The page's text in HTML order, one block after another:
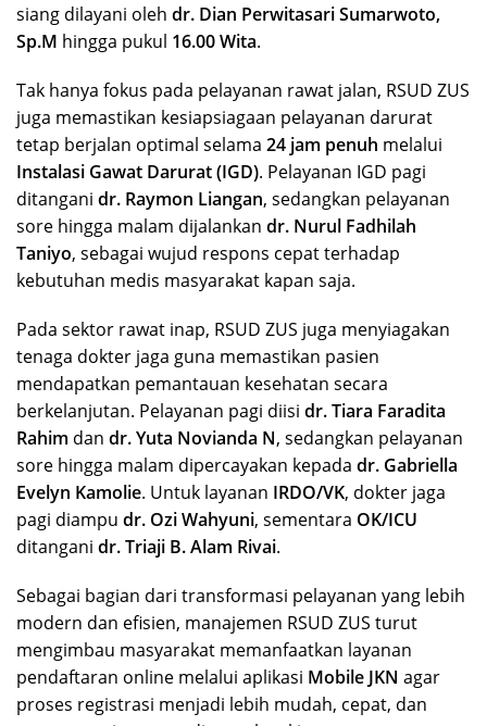
siang dilayani oleh dr. Dian Perwitasari Sumarwoto,
Sp.M hingga pukul 16.00 Wita.
Tak hanya fokus pada pelayanan rawat jalan, RSUD ZUS
juga memastikan kesiapsiagaan pelayanan darurat
tetap berjalan optimal selama 24 jam penuh melalui
Instalasi Gawat Darurat (IGD). Pelayanan IGD pagi
ditangani dr. Raymon Liangan, sedangkan pelayanan
sore hingga malam dijalankan dr. Nurul Fadhilah
Taniyo, sebagai wujud respons cepat terhadap
kebutuhan medis masyarakat kapan saja.
Pada sektor rawat inap, RSUD ZUS juga menyiagakan
tenaga dokter jaga guna memastikan pasien
mendapatkan pemantauan kesehatan secara
berkelanjutan. Pelayanan pagi diisi dr. Tiara Faradita
Rahim dan dr. Yuta Novianda N, sedangkan pelayanan
sore hingga malam dipercayakan kepada dr. Gabriella
Evelyn Kamolie. Untuk layanan IRDO/VK, dokter jaga
pagi diampu dr. Ozi Wahyuni, sementara OK/ICU
ditangani dr. Triaji B. Alam Rivai.
Sebagai bagian dari transformasi pelayanan yang lebih
modern dan efisien, manajemen RSUD ZUS turut
mengimbau masyarakat memanfaatkan layanan
pendaftaran online melalui aplikasi Mobile JKN agar
proses registrasi menjadi lebih mudah, cepat, dan